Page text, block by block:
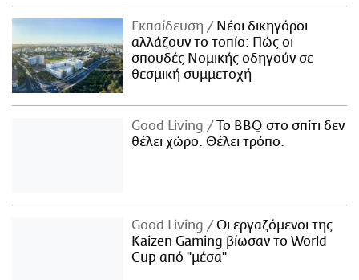
Εκπαίδευση
Νέοι δικηγόροι
αλλάζουν το τοπίο: Πώς οι
σπουδές Νομικής οδηγούν σε
θεσμική συμμετοχή
Good Living
Το BBQ στο σπίτι δεν
θέλει χώρο. Θέλει τρόπο.
Good Living
Οι εργαζόμενοι της
Kaizen Gaming βίωσαν το World
Cup από "μέσα"